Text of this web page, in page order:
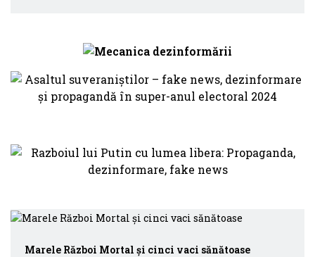
Marele Război Mortal și cinci vaci sănătoase